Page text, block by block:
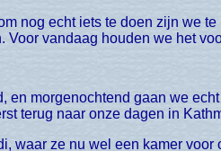
vandaag houden we het
terug naar onze dagen in